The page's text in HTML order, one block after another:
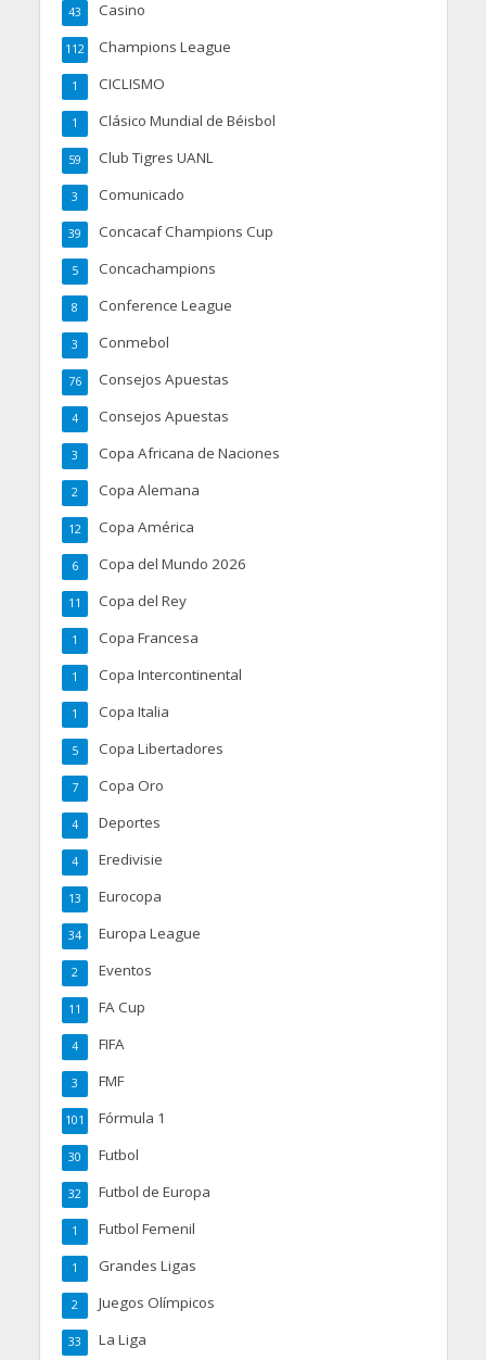
Casino
43
Champions League
112
CICLISMO
1
Clásico Mundial de Béisbol
1
Club Tigres UANL
59
Comunicado
3
Concacaf Champions Cup
39
Concachampions
5
Conference League
8
Conmebol
3
Consejos Apuestas
76
Consejos Apuestas
4
Copa Africana de Naciones
3
Copa Alemana
2
Copa América
12
Copa del Mundo 2026
6
Copa del Rey
11
Copa Francesa
1
Copa Intercontinental
1
Copa Italia
1
Copa Libertadores
5
Copa Oro
7
Deportes
4
Eredivisie
4
Eurocopa
13
Europa League
34
Eventos
2
FA Cup
11
FIFA
4
FMF
3
Fórmula 1
101
Futbol
30
Futbol de Europa
32
Futbol Femenil
1
Grandes Ligas
1
Juegos Olímpicos
2
La Liga
33